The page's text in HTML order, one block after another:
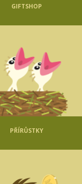
GIFTSHOP
PŘÍRŮSTKY